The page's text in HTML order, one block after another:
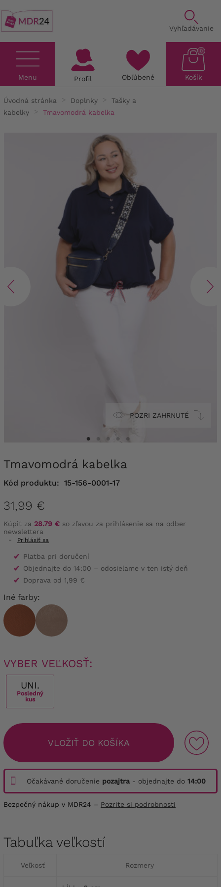
Vyhľadávanie
Menu Profil Obľúbené Košík
0
Úvodná stránka Doplnky
Tašky a
kabelky
Tmavomodrá kabelka
POZRI ZAHRNUTÉ
Tmavomodrá kabelka
Kód produktu: 15-156-0001-17
31,99 €
Kúpiť za 28.79 € so zľavou za prihlásenie sa na odber
newslettera
-
Prihlásiť sa
✔ Platba pri doručení
✔ Objednajte do 14:00 – odosielame v ten istý deň
✔ Doprava od 1,99 €
Iné farby:
VYBER VEĽKOSŤ:
UNI.
Posledný
kus
VLOŽIŤ DO KOŠÍKA
Očakávané doručenie pozajtra - objednajte do 14:00
Bezpečný nákup v MDR24 – Pozrite si podrobnosti
Tabuľka veľkostí
Veľkosť Rozmery